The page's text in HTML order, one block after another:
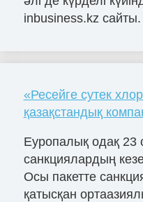
inbusiness.kz
«Ресейге сутек
қазақстандық
Еуропалық одақ 23
санкциялардың
Осы пакетте
қатысқан